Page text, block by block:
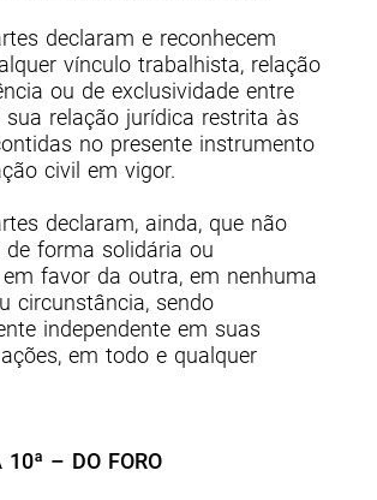
declaram e reconhecem
vínculo trabalhista, relação
ou de exclusividade entre
sua relação jurídica restrita às
no presente instrumento
civil em vigor.
declaram, ainda, que não
de forma solidária ou
favor da outra, em nenhuma
circunstância, sendo
independente em suas
em todo e qualquer
10ª – DO FORO